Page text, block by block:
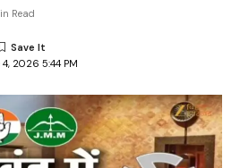
2026 5:44 PM
Read